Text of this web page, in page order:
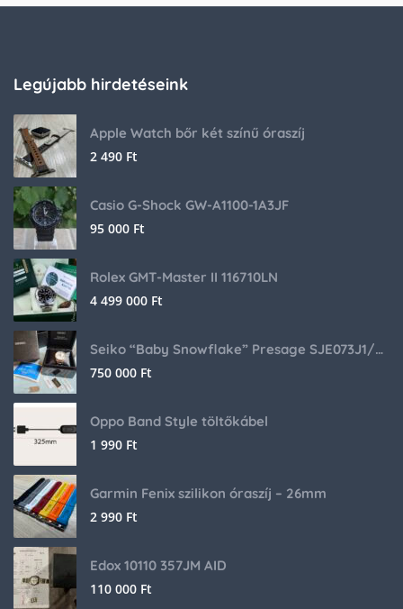
Legújabb hirdetéseink
Apple Watch bőr két színű óraszíj
2 490 Ft
Casio G-Shock GW-A1100-1A3JF
95 000 Ft
Rolex GMT-Master II 116710LN
4 499 000 Ft
Seiko “Baby Snowflake” Presage SJE073J1/SARA015 Limited Edition
750 000 Ft
Oppo Band Style töltőkábel
1 990 Ft
Garmin Fenix szilikon óraszíj – 26mm
2 990 Ft
Edox 10110 357JM AID
110 000 Ft